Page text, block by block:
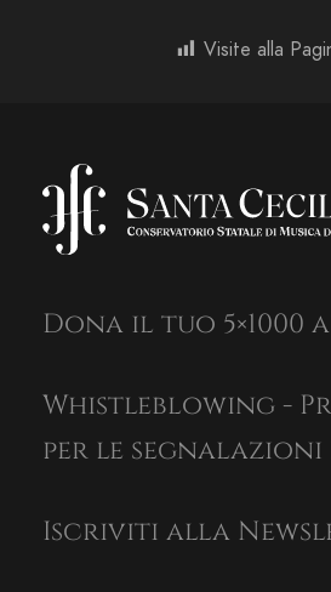
Visite alla
Dona il tuo 5×1000
Whistleblowing -
per le
Iscriviti alla